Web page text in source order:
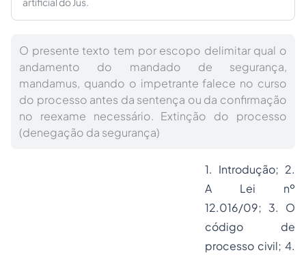
O presente texto tem por escopo delimitar qual o
andamento do mandado de segurança,
mandamus, quando o impetrante falece no curso
do processo antes da sentença ou da confirmação
no reexame necessário. Extinção do processo
(denegação da segurança)
1. Introdução; 2.
A Lei nº
12.016/09; 3. O
código de
processo civil; 4.